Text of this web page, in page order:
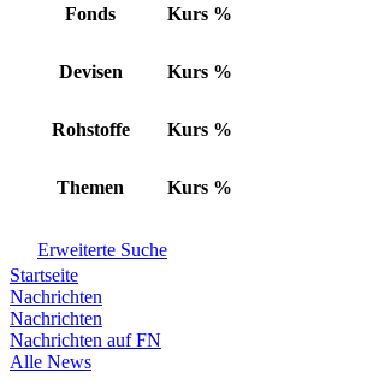
Fonds Kurs %
Devisen Kurs %
Rohstoffe Kurs %
Themen Kurs %
Erweiterte Suche
Startseite
Nachrichten
Nachrichten
Nachrichten auf FN
Alle News